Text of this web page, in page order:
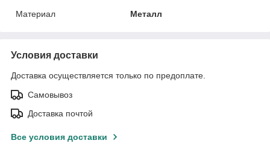
Материал
Металл
Условия доставки
Доставка осуществляется только по предоплате.
Самовывоз
Доставка почтой
Все условия доставки